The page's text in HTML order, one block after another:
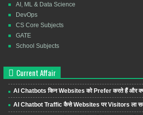
AI, ML & Data Science
DevOps
CS Core Subjects
GATE
School Subjects
Current Affair
AI Chatbots किन Websites को Prefer करते हैं और
AI Chatbot Traffic कैसे Websites पर Visitors ला